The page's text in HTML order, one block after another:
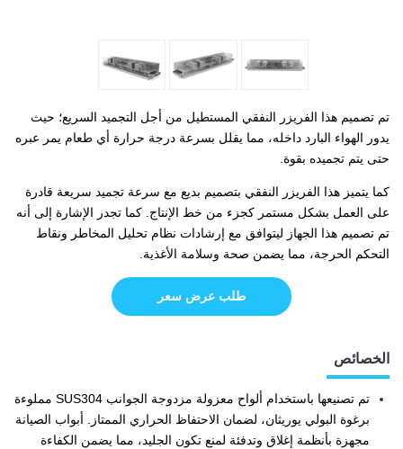
تم تصميم هذا الفريزر النفقي المستطيل من أجل التجميد السريع؛ حيث
يدور الهواء البارد داخله، مما يقلل بسرعة درجة حرارة أي طعام يمر عبره
حتى يتم تجميده بقوة.
كما يتميز هذا الفريزر النفقي بتصميم بديع مع سرعة تجميد سريعة قادرة
على العمل بشكل مستمر كجزء من خط الإنتاج. كما تجدر الإشارة إلى أنه
تم تصميم هذا الجهاز ليتوافق مع إرشادات نظام تحليل المخاطر ونقاط
التحكم الحرجة، مما يضمن صحة وسلامة الأغذية.
طلب عرض سعر
الخصائص
تم تصنيعها باستخدام ألواح معزولة مزدوجة الجوانب SUS304 مملوءة
برغوة البولي يوريثان، لضمان الاحتفاظ الحراري الممتاز. أبواب الصيانة
مجهزة بأنظمة إغلاق وتدفئة لمنع تكون الجليد، مما يضمن الكفاءة